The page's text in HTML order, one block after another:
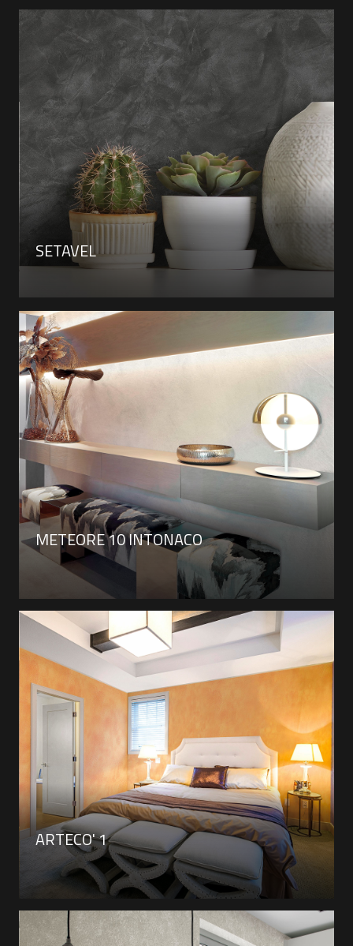
SETAVEL
METEORE 10 INTONACO
ARTECO' 1